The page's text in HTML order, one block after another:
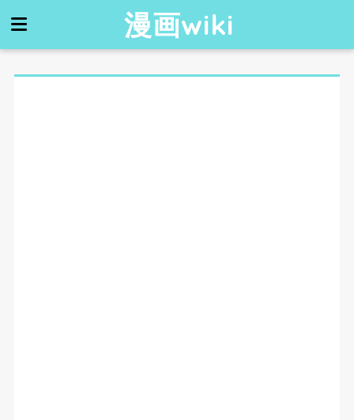
漫画wiki